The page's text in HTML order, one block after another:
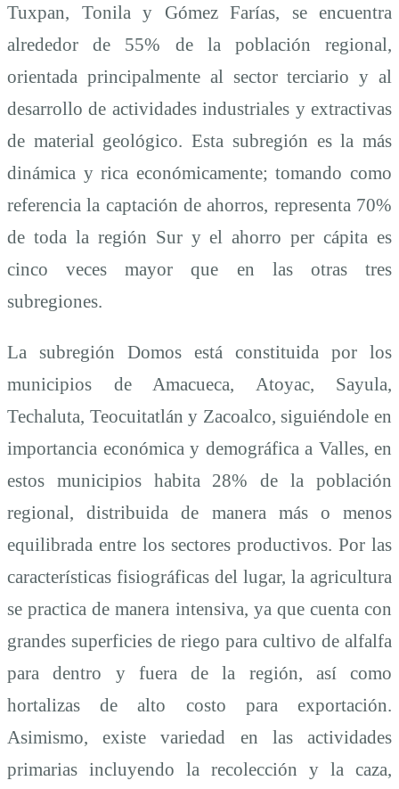
Tuxpan, Tonila y Gómez Farías, se encuentra
alrededor de 55% de la población regional,
orientada principalmente al sector terciario y al
desarrollo de actividades industriales y extractivas
de material geológico. Esta subregión es la más
dinámica y rica económicamente; tomando como
referencia la captación de ahorros, representa 70%
de toda la región Sur y el ahorro per cápita es
cinco veces mayor que en las otras tres
subregiones.
La subregión Domos está constituida por los
municipios de Amacueca, Atoyac, Sayula,
Techaluta, Teocuitatlán y Zacoalco, siguiéndole en
importancia económica y demográfica a Valles, en
estos municipios habita 28% de la población
regional, distribuida de manera más o menos
equilibrada entre los sectores productivos. Por las
características fisiográficas del lugar, la agricultura
se practica de manera intensiva, ya que cuenta con
grandes superficies de riego para cultivo de alfalfa
para dentro y fuera de la región, así como
hortalizas de alto costo para exportación.
Asimismo, existe variedad en las actividades
primarias incluyendo la recolección y la caza,